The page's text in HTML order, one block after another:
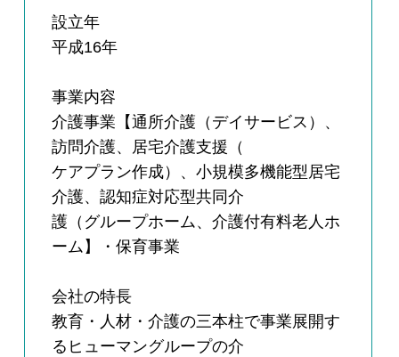
設立年
平成16年
事業内容
介護事業【通所介護（デイサービス）、
訪問介護、居宅介護支援（
ケアプラン作成）、小規模多機能型居宅
介護、認知症対応型共同介
護（グループホーム、介護付有料老人ホ
ーム】・保育事業
会社の特長
教育・人材・介護の三本柱で事業展開す
るヒューマングループの介